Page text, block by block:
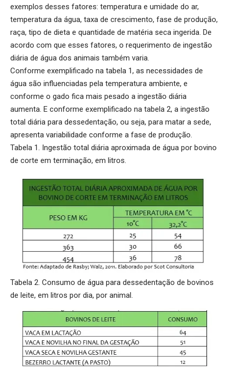
exemplos desses fatores: temperatura e umidade do ar,
temperatura da água, taxa de crescimento, fase de produção,
raça, tipo de dieta e quantidade de matéria seca ingerida. De
acordo com que esses fatores, o requerimento de ingestão
diária de água dos animais também varia.
Conforme exemplificado na tabela 1, as necessidades de
água são influenciadas pela temperatura ambiente, e
conforme o gado fica mais pesado a ingestão diária
aumenta. E conforme exemplificado na tabela 2, a ingestão
total diária para dessedentação, ou seja, para matar a sede,
apresenta variabilidade conforme a fase de produção.
Tabela 1. Ingestão total diária aproximada de água por bovino
de corte em terminação, em litros.
Tabela 2. Consumo de água para dessedentação de bovinos
de leite, em litros por dia, por animal.